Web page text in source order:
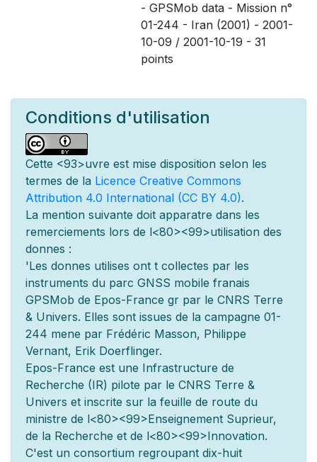
- GPSMob data - Mission n°
01-244 - Iran (2001) - 2001-
10-09 / 2001-10-19 - 31
points
Conditions d'utilisation
Cette <93>uvre est mise disposition selon les
termes de la Licence Creative Commons
Attribution 4.0 International (CC BY 4.0).
La mention suivante doit apparatre dans les
remerciements lors de l<80><99>utilisation des
donnes :
'Les donnes utilises ont t collectes par les
instruments du parc GNSS mobile franais
GPSMob de Epos-France gr par le CNRS Terre
& Univers. Elles sont issues de la campagne 01-
244 mene par Frédéric Masson, Philippe
Vernant, Erik Doerflinger.
Epos-France est une Infrastructure de
Recherche (IR) pilote par le CNRS Terre &
Univers et inscrite sur la feuille de route du
ministre de l<80><99>Enseignement Suprieur,
de la Recherche et de l<80><99>Innovation.
C'est un consortium regroupant dix-huit